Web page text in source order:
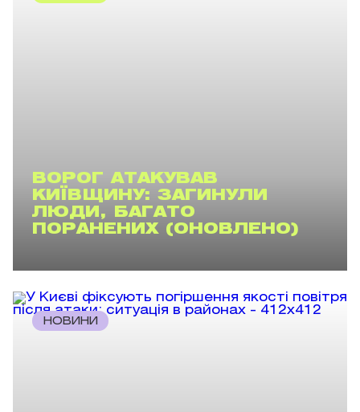
ВОРОГ АТАКУВАВ
КИЇВЩИНУ: ЗАГИНУЛИ
ЛЮДИ, БАГАТО
ПОРАНЕНИХ (ОНОВЛЕНО)
НОВИНИ